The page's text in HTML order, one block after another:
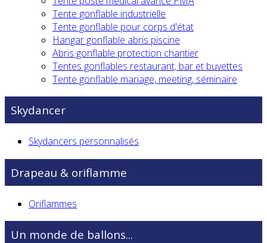
Tente gonflable industrielle
Tente gonflable pour corps d'état
Hangar gonflable abris piscine
Abris gonflable protection chantier
Tentes gonflables restaurant, bar et buvettes
Tente gonflable mariage, meeting, séminaire
Skydancer
Skydancers personnalisés
Drapeau & oriflamme
Oriflammes
Un monde de ballons...